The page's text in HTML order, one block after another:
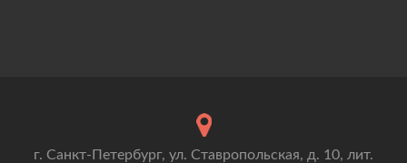
г. Санкт-Петербург, ул. Ставропольская, д. 10, лит.